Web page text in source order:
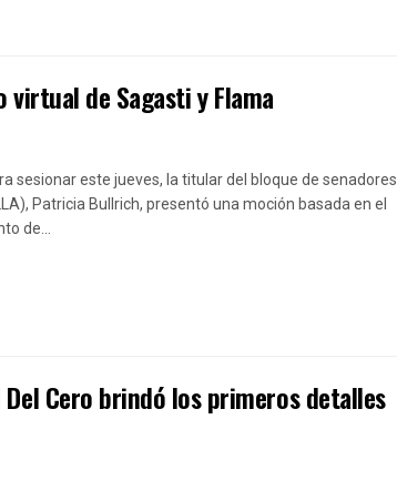
de Sagasti y Flama
sesionar este jueves, la titular del bloque de senadores
Patricia Bullrich, presentó una moción basada en el
de...
Del Cero brindó los primeros detalles